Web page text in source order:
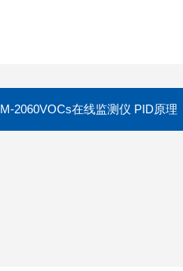
M-2060VOCs在线监测仪 PID原理